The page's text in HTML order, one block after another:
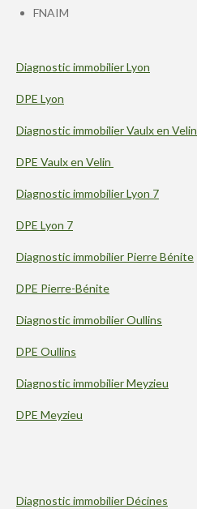
FNAIM
Diagnostic immobilier Lyon
DPE Lyon
Diagnostic immobilier Vaulx en Velin
DPE Vaulx en Velin
Diagnostic immobilier Lyon 7
DPE Lyon 7
Diagnostic immobilier Pierre Bénite
DPE Pierre-Bénite
Diagnostic immobilier Oullins
DPE Oullins
Diagnostic immobilier Meyzieu
DPE Meyzieu
Diagnostic immobilier Décines